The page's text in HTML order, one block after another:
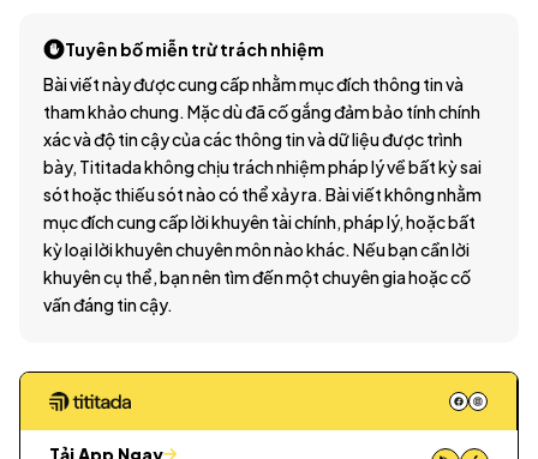
Tuyên bố miễn trừ trách nhiệm
Bài viết này được cung cấp nhằm mục đích thông tin và
tham khảo chung. Mặc dù đã cố gắng đảm bảo tính chính
xác và độ tin cậy của các thông tin và dữ liệu được trình
bày, Tititada không chịu trách nhiệm pháp lý về bất kỳ sai
sót hoặc thiếu sót nào có thể xảy ra. Bài viết không nhằm
mục đích cung cấp lời khuyên tài chính, pháp lý, hoặc bất
kỳ loại lời khuyên chuyên môn nào khác. Nếu bạn cần lời
khuyên cụ thể, bạn nên tìm đến một chuyên gia hoặc cố
vấn đáng tin cậy.
Tải App Ngay